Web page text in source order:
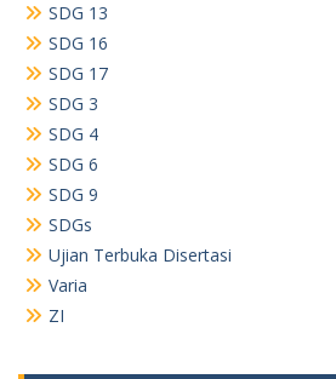
SDG 13
SDG 16
SDG 17
SDG 3
SDG 4
SDG 6
SDG 9
SDGs
Ujian Terbuka Disertasi
Varia
ZI